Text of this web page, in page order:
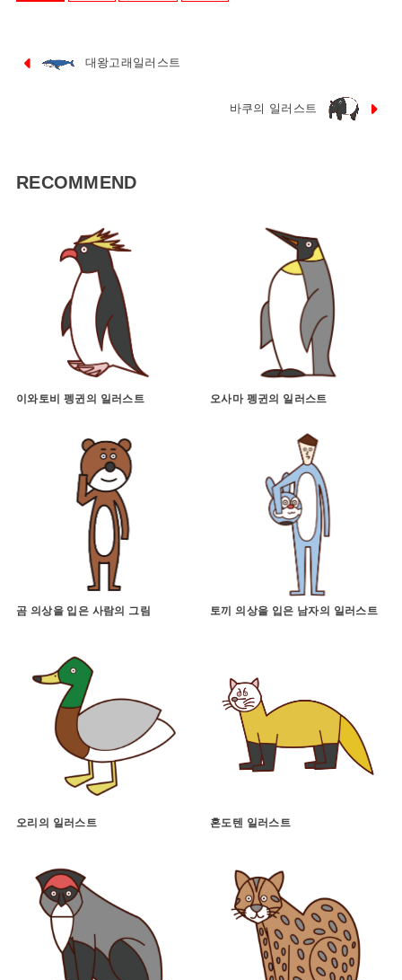
대왕고래일러스트
바쿠의 일러스트
RECOMMEND
이와토비 펭귄의 일러스트 오사마 펭귄의 일러스트
곰 의상을 입은 사람의 그림 토끼 의상을 입은 남자의 일러스트
오리의 일러스트 혼도텐 일러스트